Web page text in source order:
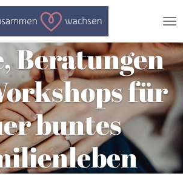
Beratungen
für
buntes